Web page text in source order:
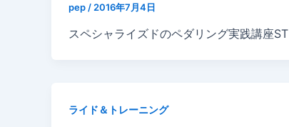
pep / 2016年7月4日
スペシャライズドのペダリング実践講座ST
ライド＆トレーニング